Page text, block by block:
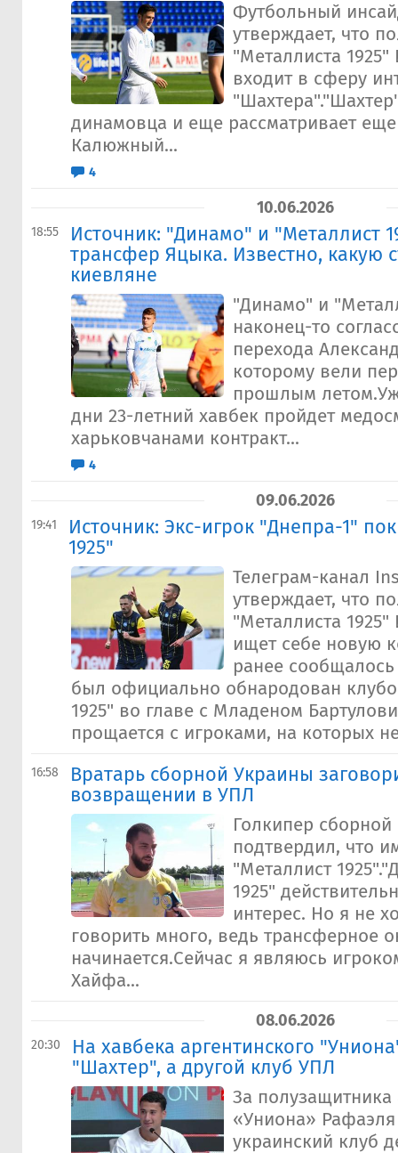
Футбольный
утверждает, что
"Металлиста
входит в сферу
динамовца и еще рассматривает
Калюжный...
4
10.06.2026
18:55
Источник: "Динамо" и "Металлист
трансфер Яцыка. Известно, какую
киевляне
"Динамо" и
наконец-то
перехода
которому вели
прошлым
дни 23-летний хавбек пройдет
харьковчанами контракт...
4
09.06.2026
19:41
Источник: Экс-игрок "Днепра-1"
1925"
Телеграм-канал
утверждает, что
"Металлиста
ищет себе новую
ранее
был официально обнародован
1925" во главе с Младеном
прощается с игроками, на которых
16:58
Вратарь сборной Украины
возвращении в УПЛ
Голкипер
подтвердил, что
"Металлист
1925"
интерес. Но я не
говорить много, ведь трансферное
начинается.Сейчас я являюсь
Хайфа...
08.06.2026
20:30
На хавбека аргентинского
"Шахтер", а другой клуб УПЛ
За полузащитника
«Униона»
украинский клуб